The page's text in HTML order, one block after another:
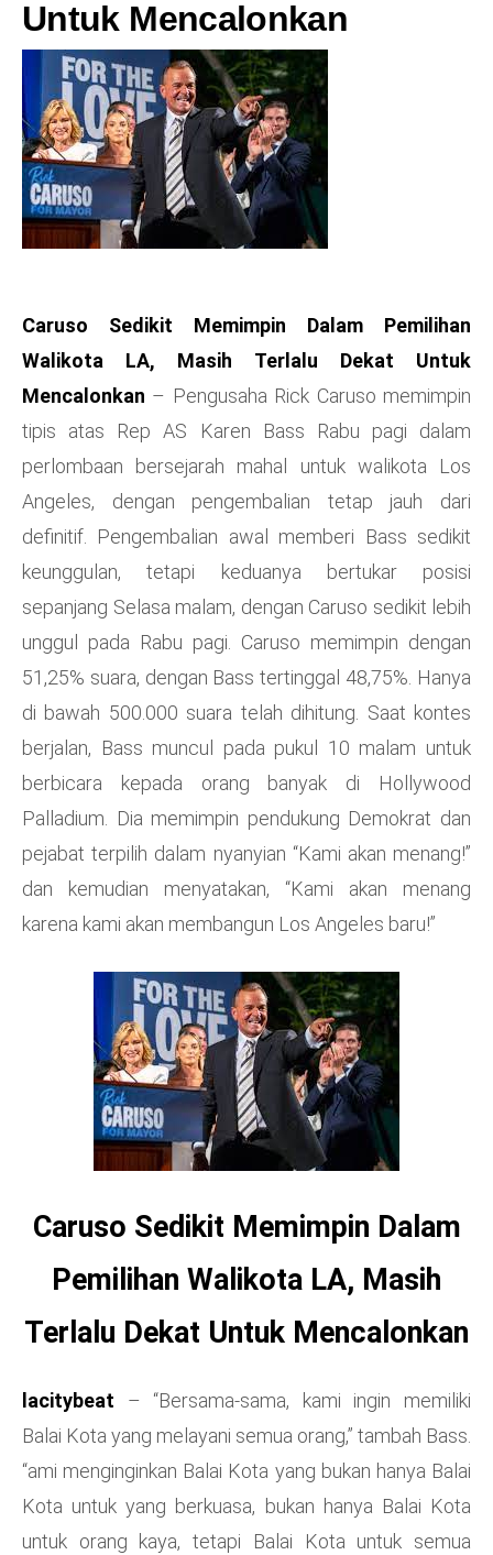
Untuk Mencalonkan
Caruso Sedikit Memimpin Dalam Pemilihan
Walikota LA, Masih Terlalu Dekat Untuk
Mencalonkan – Pengusaha Rick Caruso memimpin
tipis atas Rep AS Karen Bass Rabu pagi dalam
perlombaan bersejarah mahal untuk walikota Los
Angeles, dengan pengembalian tetap jauh dari
definitif. Pengembalian awal memberi Bass sedikit
keunggulan, tetapi keduanya bertukar posisi
sepanjang Selasa malam, dengan Caruso sedikit lebih
unggul pada Rabu pagi. Caruso memimpin dengan
51,25% suara, dengan Bass tertinggal 48,75%. Hanya
di bawah 500.000 suara telah dihitung. Saat kontes
berjalan, Bass muncul pada pukul 10 malam untuk
berbicara kepada orang banyak di Hollywood
Palladium. Dia memimpin pendukung Demokrat dan
pejabat terpilih dalam nyanyian “Kami akan menang!”
dan kemudian menyatakan, “Kami akan menang
karena kami akan membangun Los Angeles baru!”
Caruso Sedikit Memimpin Dalam
Pemilihan Walikota LA, Masih
Terlalu Dekat Untuk Mencalonkan
lacitybeat – “Bersama-sama, kami ingin memiliki
Balai Kota yang melayani semua orang,” tambah Bass.
“ami menginginkan Balai Kota yang bukan hanya Balai
Kota untuk yang berkuasa, bukan hanya Balai Kota
untuk orang kaya, tetapi Balai Kota untuk semua